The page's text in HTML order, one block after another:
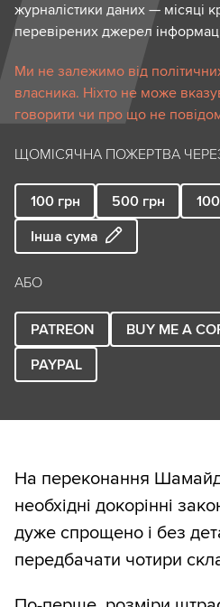
журналістики даних — місяці
перевірених джерел
Ми не залежимо від
власника. Ніхто не може
говорити чи про що не
ЩОМІСЯЧНА ПОЖЕРТВА ЧЕРЕЗ
100 грн 500 грн
Інша сума
АБО
PATREON BUY ME A
PAYPAL
На переконання
необхідні докорінні
дуже спрощено і без
передбачати чотири